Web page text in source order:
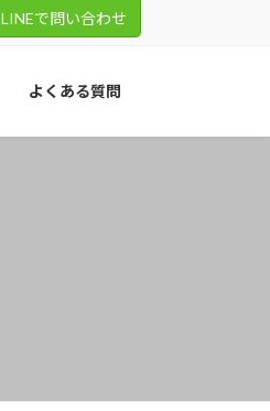
LINEで問い合わせ
よくある質問